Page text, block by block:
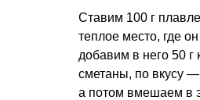
Ставим 100 г
теплое место, где
добавим в него 50 г
сметаны, по вкусу —
а потом вмешаем в